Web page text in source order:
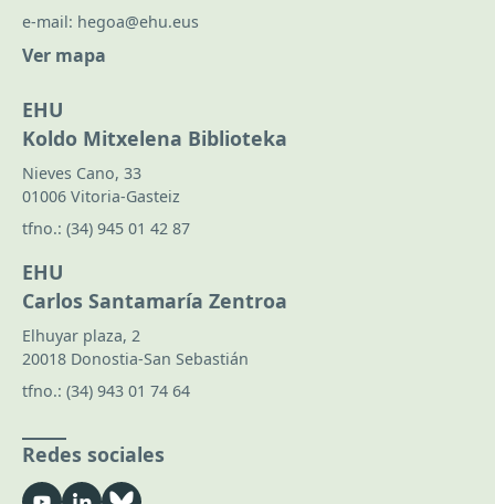
e-mail: hegoa@ehu.eus
Ver mapa
EHU
Koldo Mitxelena Biblioteka
Nieves Cano, 33
01006 Vitoria-Gasteiz
tfno.: (34) 945 01 42 87
EHU
Carlos Santamaría Zentroa
Elhuyar plaza, 2
20018 Donostia-San Sebastián
tfno.: (34) 943 01 74 64
Redes sociales